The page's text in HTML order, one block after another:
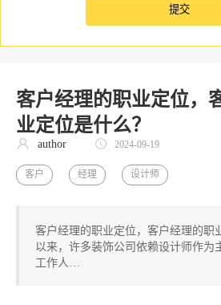
客户经理的职业定位，
业定位是什么？
author 2024-09-19
客户 经理 设计师
客户经理的职业定位，客户经理的职
以来，许多装饰公司依赖设计师作为
工作人…